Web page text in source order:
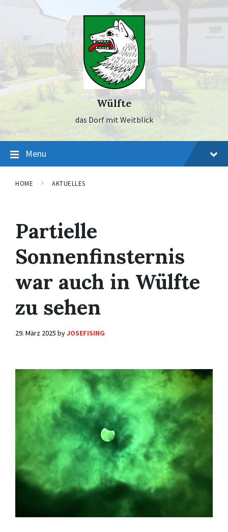
Wülfte
das Dorf mit Weitblick
Menu
HOME AKTUELLES
Partielle
Sonnenfinsternis
war auch in Wülfte
zu sehen
29. März 2025 byJOSEFISING